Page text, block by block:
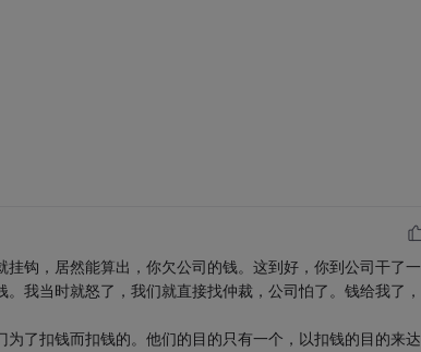
钩，居然能算出，你欠公司的钱。这到好，你到公司干了一
我当时就怒了，我们就直接找仲裁，公司怕了。钱给我了，
了扣钱而扣钱的。他们的目的只有一个，以扣钱的目的来达